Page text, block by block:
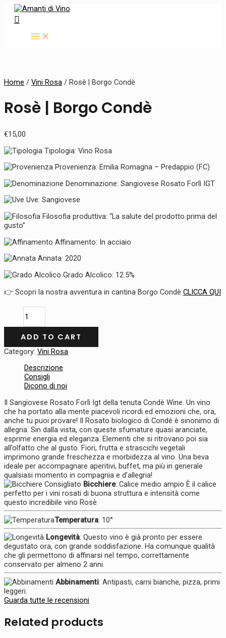
contenuto
Cerca
MENU
Home / Vini Rosa / Rosè | Borgo Condè
Rosè | Borgo Condè
€15,00
Tipologia: Vino Rosa
Provenienza: Emilia Romagna – Predappio (FC)
Denominazione: Sangiovese Rosato Forlì IGT
Uve: Sangiovese
Filosofia produttiva: “La salute del prodotto prima del
gusto”
Affinamento: In acciaio
Annata: 2020
Grado Alcolico: 12.5%
👉 Scopri la nostra avventura in cantina Borgo Condè CLICCA QUI
Rosè
Borgo
ADD TO CART
Category: Vini Rosa
Descrizione
Consigli
Dicono di noi
Il Sangiovese Rosato Forlì Igt della tenuta Condè Wine. Un vino
che ha portato alla mente piacevoli ricordi ed emozioni che, ora,
anche tu puoi provare! Il Rosato biologico di Condè è sinonimo di
allegria. Sin dalla vista, con queste sfumature quasi aranciate,
esprime energia ed eleganza. Elementi che si ritrovano poi sia
all’olfatto che al gusto. Fiori, frutta e strascichi vegetali
imprimono grande freschezza e morbidezza al vino. Una beva
ideale per accompagnare aperitivi, buffet, ma più in generale
qualsiasi momento in compagnia e d’allegria!
Bicchiere: Calice medio ampio È il calice
perfetto per i vini rosati di buona struttura e intensità come
questo incredibile vino Rosè
Temperatura: 10°
Longevità: Questo vino è già pronto per essere
degustato ora, con grande soddisfazione. Ha comunque qualità
che gli permettono di affinarsi nel tempo, correttamente
conservato per almeno 2 anni.
Abbinamenti: Antipasti, carni bianche, pizza, primi
leggeri.
Guarda tutte le recensioni
Related products